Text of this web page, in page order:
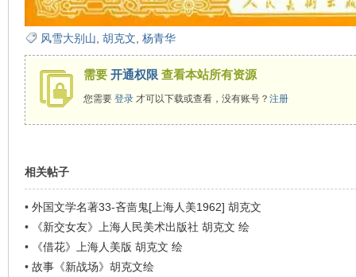
风雪大别山 胡克文 杨青华
需要 开通权限 查看本站所有资源
您需要 登录才可以下载或查看，没有账号？ 注册
相关帖子
• 外国文学名著33-吝啬鬼[上海人美1962] 胡克文
•
《新交女友》上海人民美术出版社 胡克文 绘
•
《借花》上海人美版 胡克文 绘
• 故事《新战场》胡克文绘